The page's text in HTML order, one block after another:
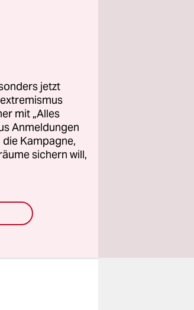
jetzt
mit „Alles
Anmeldungen
die Kampagne,
sichern will,